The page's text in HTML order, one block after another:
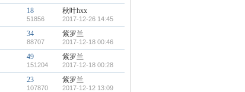
18
51856
秋叶hxx
2017-12-26 14:45
34
88707
紫罗兰
2017-12-18 00:46
49
151204
紫罗兰
2017-12-18 00:28
23
107870
紫罗兰
2017-12-12 13:09